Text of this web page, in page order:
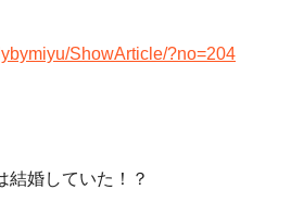
ShowArticle/?no=204
結婚していた！？